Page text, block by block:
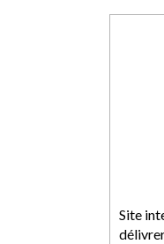
Site